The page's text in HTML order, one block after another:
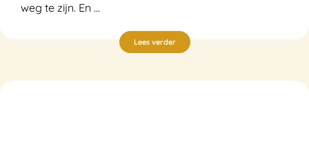
weg te zijn. En ...
Lees verder